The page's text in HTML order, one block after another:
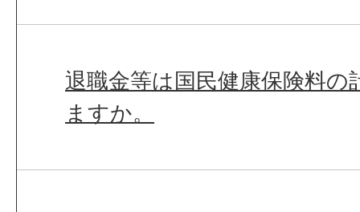
退職金等は国民健康保険料の
ますか。